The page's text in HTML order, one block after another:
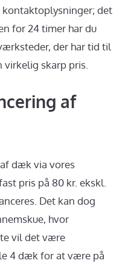
det
for 24 timer har du
der har tid til
skarp pris.
af
dæk via vores
pris på 80 kr. ekskl.
Det kan dog
hvor
vil det være
4 dæk for at være på